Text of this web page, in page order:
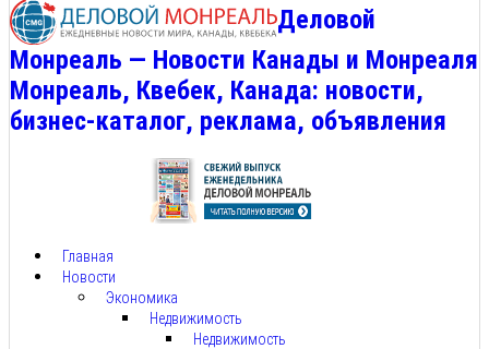
Деловой
Монреаль — Новости Канады и Монреаля
Монреаль, Квебек, Канада: новости,
бизнес-каталог, реклама, объявления
Главная
Новости
Экономика
Недвижимость
Недвижимость